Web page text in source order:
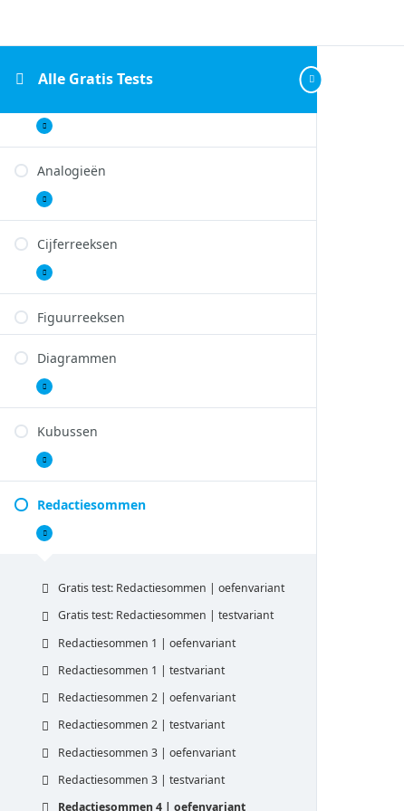
Alle Gratis Tests
redeneren
Uitbreiden
Verbaal
redeneren
Analogieën
Uitbreiden
Analogieën
Cijferreeksen
Uitbreiden
Cijferreeksen
Figuurreeksen
Diagrammen
Uitbreiden
Diagrammen
Kubussen
Uitbreiden
Kubussen
Redactiesommen
Samenvouwen
Redactiesommen
Gratis test: Redactiesommen | oefenvariant
Gratis test: Redactiesommen | testvariant
Redactiesommen 1 | oefenvariant
Redactiesommen 1 | testvariant
Redactiesommen 2 | oefenvariant
Redactiesommen 2 | testvariant
Redactiesommen 3 | oefenvariant
Redactiesommen 3 | testvariant
Redactiesommen 4 | oefenvariant